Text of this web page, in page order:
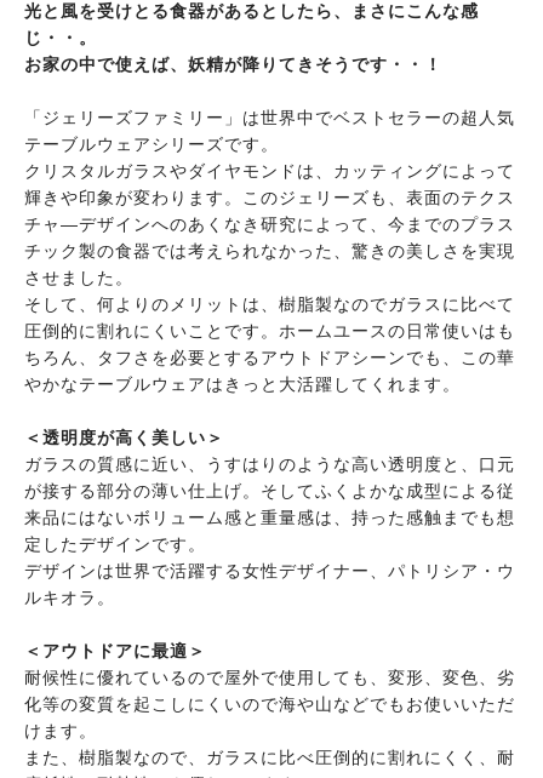
光と風を受けとる食器があるとしたら、まさにこんな感
じ・・。
お家の中で使えば、妖精が降りてきそうです・・！
「ジェリーズファミリー」は世界中でベストセラーの超人気
テーブルウェアシリーズです。
クリスタルガラスやダイヤモンドは、カッティングによって
輝きや印象が変わります。このジェリーズも、表面のテクス
チャ―デザインへのあくなき研究によって、今までのプラス
チック製の食器では考えられなかった、驚きの美しさを実現
させました。
そして、何よりのメリットは、樹脂製なのでガラスに比べて
圧倒的に割れにくいことです。ホームユースの日常使いはも
ちろん、タフさを必要とするアウトドアシーンでも、この華
やかなテーブルウェアはきっと大活躍してくれます。
＜透明度が高く美しい＞
ガラスの質感に近い、うすはりのような高い透明度と、口元
が接する部分の薄い仕上げ。そしてふくよかな成型による従
来品にはないボリューム感と重量感は、持った感触までも想
定したデザインです。
デザインは世界で活躍する女性デザイナー、パトリシア・ウ
ルキオラ。
＜アウトドアに最適＞
耐候性に優れているので屋外で使用しても、変形、変色、劣
化等の変質を起こしにくいので海や山などでもお使いいただ
けます。
また、樹脂製なので、ガラスに比べ圧倒的に割れにくく、耐